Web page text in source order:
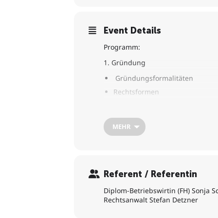
Event Details
Programm:
1. Gründung
Gründungsformalitäten
Rechtsformen
2. Einführung in die gewerblichen
3. Business Plan
Markt- und Zielgruppe
Marketing
MEHR
Referent / Referentin
Diplom-Betriebswirtin (FH) Sonja
Rechtsanwalt Stefan Detzner